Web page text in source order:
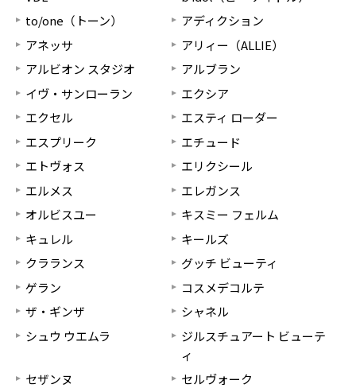
to/one（トーン）
アディクション
アネッサ
アリィー（ALLIE）
アルビオン スタジオ
アルブラン
イヴ・サンローラン
エクシア
エクセル
エスティ ローダー
エスプリーク
エチュード
エトヴォス
エリクシール
エルメス
エレガンス
オルビスユー
キスミー フェルム
キュレル
キールズ
クラランス
グッチ ビューティ
ゲラン
コスメデコルテ
ザ・ギンザ
シャネル
シュウ ウエムラ
ジルスチュアート ビューテ
ィ
セザンヌ
セルヴォーク